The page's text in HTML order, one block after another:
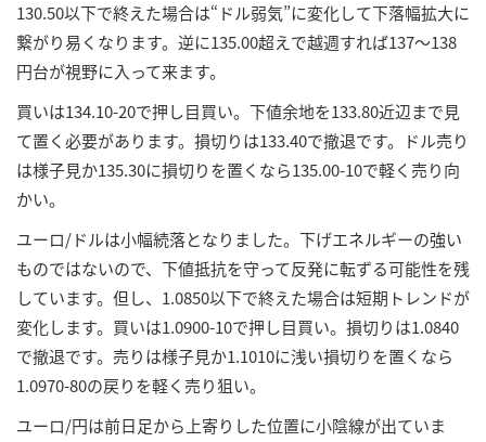
130.50以下で終えた場合は“ドル弱気”に変化して下落幅拡大に
繋がり易くなります。逆に135.00超えで越週すれば137～138
円台が視野に入って来ます。
買いは134.10-20で押し目買い。下値余地を133.80近辺まで見
て置く必要があります。損切りは133.40で撤退です。ドル売り
は様子見か135.30に損切りを置くなら135.00-10で軽く売り向
かい。
ユーロ/ドルは小幅続落となりました。下げエネルギーの強い
ものではないので、下値抵抗を守って反発に転ずる可能性を残
しています。但し、1.0850以下で終えた場合は短期トレンドが
変化します。買いは1.0900-10で押し目買い。損切りは1.0840
で撤退です。売りは様子見か1.1010に浅い損切りを置くなら
1.0970-80の戻りを軽く売り狙い。
ユーロ/円は前日足から上寄りした位置に小陰線が出ていま